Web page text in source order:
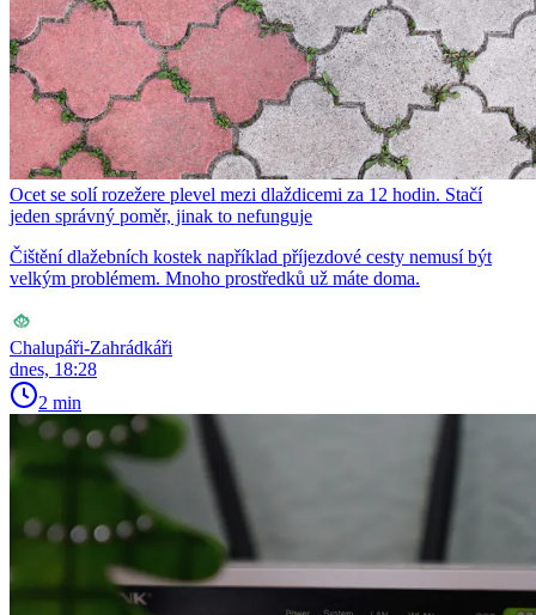
Ocet se solí rozežere plevel mezi dlaždicemi za 12 hodin. Stačí
jeden správný poměr, jinak to nefunguje
Čištění dlažebních kostek například příjezdové cesty nemusí být
velkým problémem. Mnoho prostředků už máte doma.
Chalupáři-Zahrádkáři
dnes, 18:28
2 min